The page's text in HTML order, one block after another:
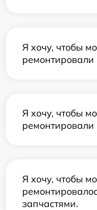
Я хочу, чтобы
Я хочу, чтобы
Я хочу, чтобы
запчастями.